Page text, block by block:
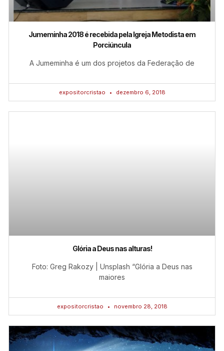
Jumeminha 2018 é recebida pela Igreja Metodista em
Porciúncula
A Jumeminha é um dos projetos da Federação de
expositorcristao dezembro 6, 2018
Glória a Deus nas alturas!
Foto: Greg Rakozy | Unsplash “Glória a Deus nas
maiores
expositorcristao novembro 28, 2018